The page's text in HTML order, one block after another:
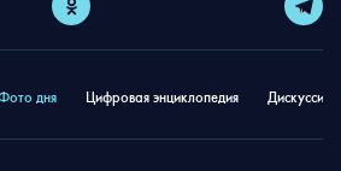
дня Цифровая энциклопедия